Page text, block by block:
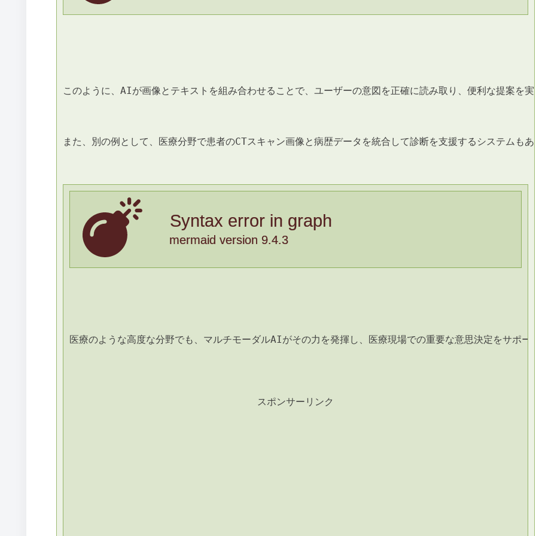
このように、AIが画像とテキストを組み合わせることで、ユーザーの意図を正確に読み取り、便利な提案を実
また、別の例として、医療分野で患者のCTスキャン画像と病歴データを統合して診断を支援するシステムも
Syntax error in graph
mermaid version 9.4.3
医療のような高度な分野でも、マルチモーダルAIがその力を発揮し、医療現場での重要な意思決定をサポー
スポンサーリンク